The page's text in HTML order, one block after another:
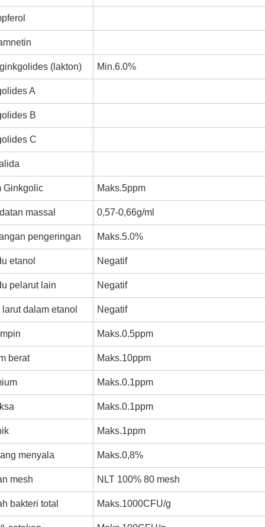
(lakton) Min.6.0%
A
B
C
Ginkgolic Maks.5ppm
massal 0,57-0,66g/ml
pengeringan Maks.5.0%
etanol Negatif
pelarut lain Negatif
larut dalam etanol Negatif
Maks.0.5ppm
berat Maks.10ppm
Maks.0.1ppm
Maks.0.1ppm
Maks.1ppm
menyala Maks.0,8%
mesh NLT 100% 80 mesh
bakteri total Maks.1000CFU/g